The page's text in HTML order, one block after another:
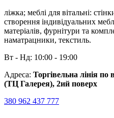
ліжка; меблі для вітальні:
створення індивідуальних
матеріалів, фурнітури та
наматрацники, текстиль.
Вт - Нд: 10:00 - 19:00
Адреса: Торгівельна лінія
(ТЦ Галерея), 2ий поверх
380 962 437 777